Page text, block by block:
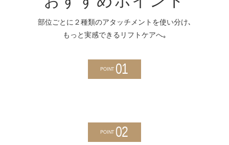
部位ごとに２種類のアタッチメントを使い分け､
もっと実感できるリフトケアへ｡
POINT 01
POINT 02